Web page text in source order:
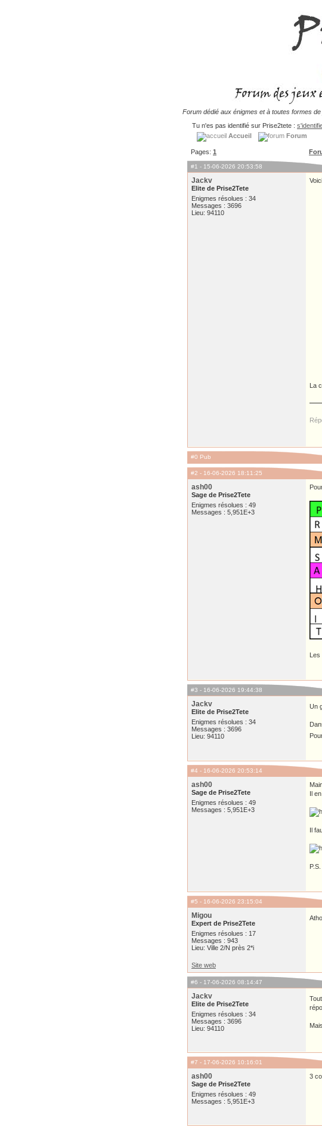
Forum dédié aux énigmes et à toutes formes de
Tu n'es pas identifié sur Prise2tete :
Accueil
Forum
Pages: 1
#1 - 15-06-2026 20:53:58
Jackv
Elite de Prise2Tete
Enigmes résolues : 34
Messages : 3696
Lieu: 94110
La
#0 Pub
#2 - 16-06-2026 18:11:25
ash00
Sage de Prise2Tete
Enigmes résolues : 49
Messages : 5,951E+3
Les
#3 - 16-06-2026 19:44:38
Jackv
Elite de Prise2Tete
Enigmes résolues : 34
Messages : 3696
Lieu: 94110
Un
#4 - 16-06-2026 20:53:14
ash00
Sage de Prise2Tete
Enigmes résolues : 49
Messages : 5,951E+3
Il
Il
#5 - 16-06-2026 23:15:04
Migou
Expert de Prise2Tete
Enigmes résolues : 17
Messages : 943
Lieu: Ville 2/N près 2*i
Site web
#6 - 17-06-2026 08:14:47
Jackv
Elite de Prise2Tete
Enigmes résolues : 34
Messages : 3696
Lieu: 94110
#7 - 17-06-2026 10:16:01
ash00
Sage de Prise2Tete
Enigmes résolues : 49
Messages : 5,951E+3
3